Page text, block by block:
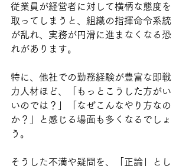
従業員が経営者に対して横柄な態度を
取ってしまうと、組織の指揮命令系統
が乱れ、実務が円滑に進まなくなる恐
れがあります。
特に、他社での勤務経験が豊富な即戦
力人材ほど、「もっとこうした方がい
いのでは？」「なぜこんなやり方なの
か？」と感じる場面も多くなるでしょ
う。
そうした不満や疑問を、「正論」とし